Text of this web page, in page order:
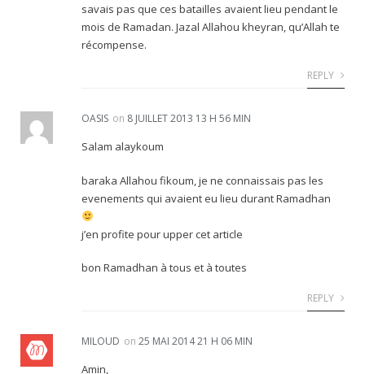
savais pas que ces batailles avaient lieu pendant le
mois de Ramadan. Jazal Allahou kheyran, qu’Allah te
récompense.
REPLY
OASIS on 8 JUILLET 2013 13 H 56 MIN
Salam alaykoum
baraka Allahou fikoum, je ne connaissais pas les
evenements qui avaient eu lieu durant Ramadhan
j’en profite pour upper cet article
bon Ramadhan à tous et à toutes
REPLY
MILOUD on 25 MAI 2014 21 H 06 MIN
Amin,